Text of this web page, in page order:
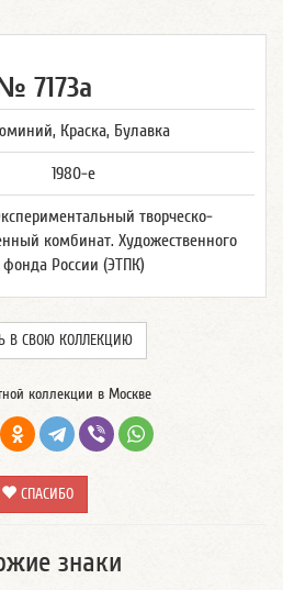
7173а
Краска, Булавка
1980-е
творческо-
комбинат. Художественного
фонда России (ЭТПК)
В СВОЮ КОЛЛЕКЦИЮ
коллекции в Москве
СПАСИБО
знаки